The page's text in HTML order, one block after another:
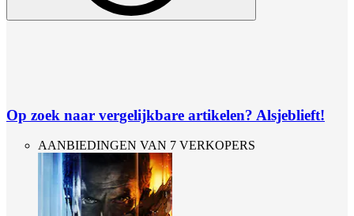
Op zoek naar vergelijkbare artikelen? Alsjeblieft!
AANBIEDINGEN VAN 7 VERKOPERS